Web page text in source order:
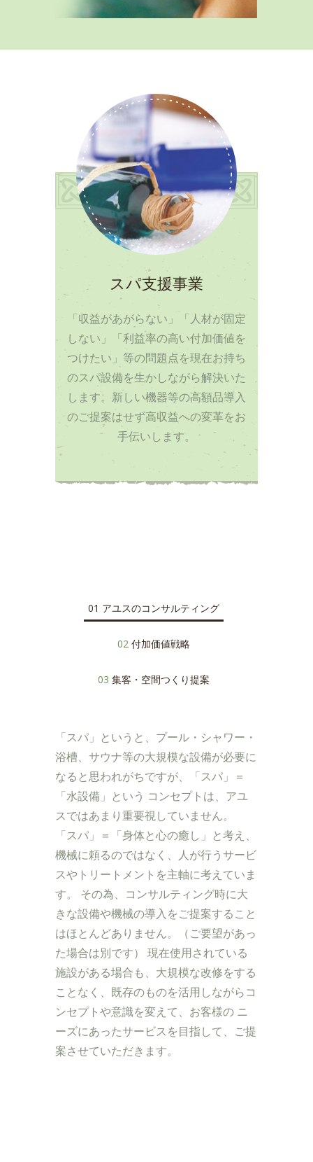
スパ支援事業
「収益があがらない」「人材が固定
しない」「利益率の高い付加価値を
つけたい」等の問題点を現在お持ち
のスパ設備を生かしながら解決いた
します。新しい機器等の高額品導入
のご提案はせず高収益への変革をお
手伝いします。
01 アユスのコンサルティング
02付加価値戦略
03 集客・空間つくり提案
「スパ」というと、プール・シャワー・
浴槽、サウナ等の大規模な設備が必要に
なると思われがちですが、「スパ」＝
「水設備」という コンセプトは、アユ
スではあまり重要視していません。
「スパ」＝「身体と心の癒し」と考え、
機械に頼るのではなく、人が行うサービ
スやトリートメントを主軸に考えていま
す。 その為、コンサルティング時に大
きな設備や機械の導入をご提案すること
はほとんどありません。（ご要望があっ
た場合は別です） 現在使用されている
施設がある場合も、大規模な改修をする
ことなく、既存のものを活用しながらコ
ンセプトや意識を変えて、お客様の ニ
ーズにあったサービスを目指して、ご提
案させていただきます。